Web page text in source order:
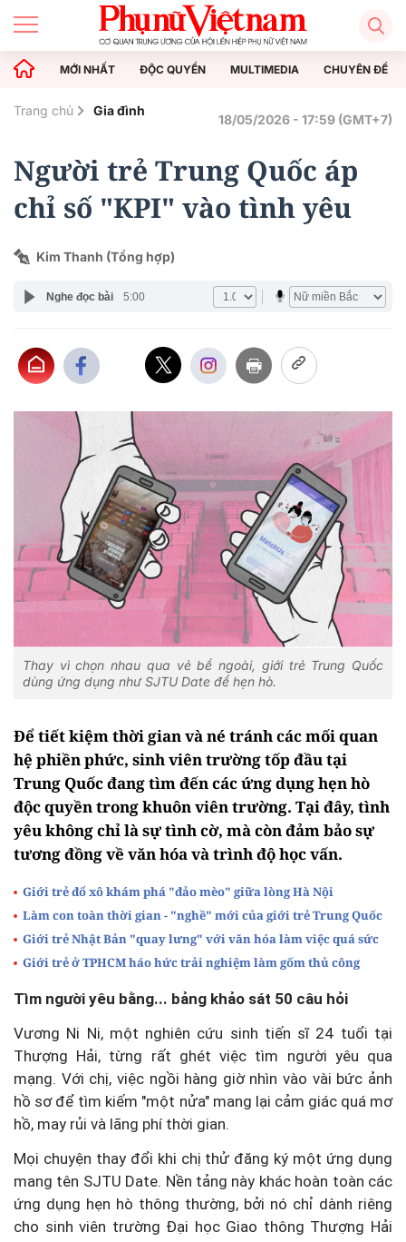
MỚI NHẤT ĐỘC QUYỀN MULTIMEDIA CHUYÊN ĐỀ
Trang chủ Gia đình
18/05/2026 - 17:59 (GMT+7)
Người trẻ Trung Quốc áp
chỉ số "KPI" vào tình yêu
Kim Thanh (Tổng hợp)
Nghe đọc bài 5:00
Thay vì chọn nhau qua vẻ bề ngoài, giới trẻ Trung Quốc
dùng ứng dụng như SJTU Date để hẹn hò.
Để tiết kiệm thời gian và né tránh các mối quan
hệ phiền phức, sinh viên trường tốp đầu tại
Trung Quốc đang tìm đến các ứng dụng hẹn hò
độc quyền trong khuôn viên trường. Tại đây, tình
yêu không chỉ là sự tình cờ, mà còn đảm bảo sự
tương đồng về văn hóa và trình độ học vấn.
Giới trẻ đổ xô khám phá "đảo mèo" giữa lòng Hà Nội
Làm con toàn thời gian - "nghề" mới của giới trẻ Trung Quốc
Giới trẻ Nhật Bản "quay lưng" với văn hóa làm việc quá sức
Giới trẻ ở TPHCM háo hức trải nghiệm làm gốm thủ công
Tìm người yêu bằng... bảng khảo sát 50 câu hỏi
Vương Ni Ni, một nghiên cứu sinh tiến sĩ 24 tuổi tại
Thượng Hải, từng rất ghét việc tìm người yêu qua
mạng. Với chị, việc ngồi hàng giờ nhìn vào vài bức ảnh
hồ sơ để tìm kiếm "một nửa" mang lại cảm giác quá mơ
hồ, may rủi và lãng phí thời gian.
Mọi chuyện thay đổi khi chị thử đăng ký một ứng dụng
mang tên SJTU Date. Nền tảng này khác hoàn toàn các
ứng dụng hẹn hò thông thường, bởi nó chỉ dành riêng
cho sinh viên trường Đại học Giao thông Thượng Hải